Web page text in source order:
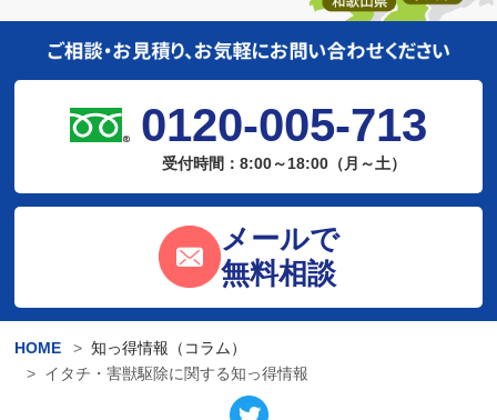
0120-005-713
受付時間：8:00～18:00（月～土）
メールで
無料相談
HOME
知っ得情報（コラム）
イタチ・害獣駆除に関する知っ得情報